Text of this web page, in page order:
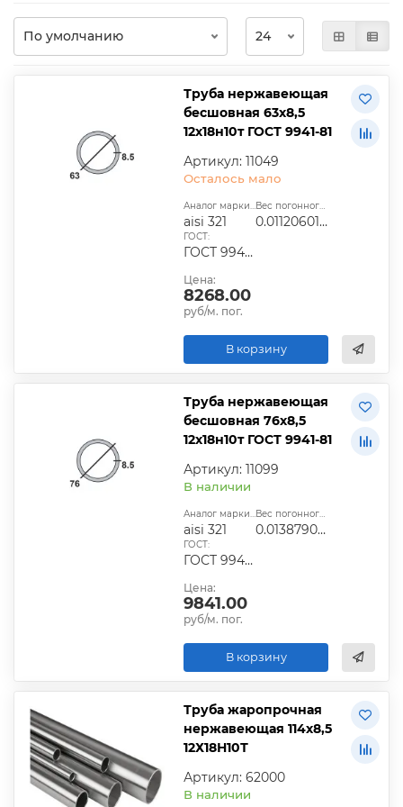
Труба нержавеющая
бесшовная 63х8,5
12х18н10т ГОСТ 9941-81
Артикул: 11049
Осталось мало
Аналог марки стали:
aisi 321
Вес погонного метра, т.:
0.0112060175
ГОСТ:
ГОСТ 9940-81, ГОСТ 9941-81, ГОСТ 24030-80, ГОСТ 10498-82
Цена:
8268.00
руб/м. пог.
В корзину
Труба нержавеющая
бесшовная 76х8,5
12х18н10т ГОСТ 9941-81
Артикул: 11099
В наличии
Аналог марки стали:
aisi 321
Вес погонного метра, т.:
0.0138790125
ГОСТ:
ГОСТ 9940-81, ГОСТ 9941-81, ГОСТ 24030-80, ГОСТ 10498-82
Цена:
9841.00
руб/м. пог.
В корзину
Труба жаропрочная
нержавеющая 114х8,5
12Х18Н10Т
Артикул: 62000
В наличии